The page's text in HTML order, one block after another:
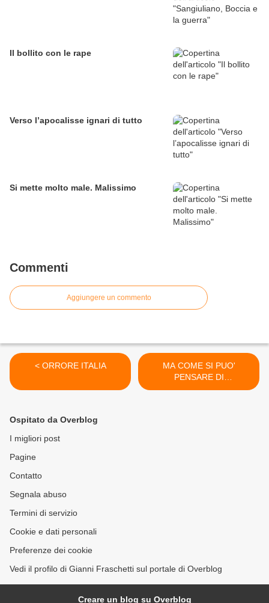
Il bollito con le rape
Verso l’apocalisse ignari di tutto
Si mette molto male. Malissimo
Commenti
Aggiungere un commento
< ORRORE ITALIA
MA COME SI PUO'
PENSARE DI
ABBANDONARLO? Quello
Ospitato da Overblog
I migliori post
Pagine
Contatto
Segnala abuso
Termini di servizio
Cookie e dati personali
Preferenze dei cookie
Vedi il profilo di Gianni Fraschetti sul portale di Overblog
Creare un blog su Overblog